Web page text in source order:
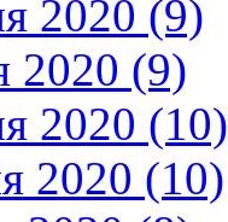
2020 (9)
2020 (9)
2020 (10)
2020 (10)